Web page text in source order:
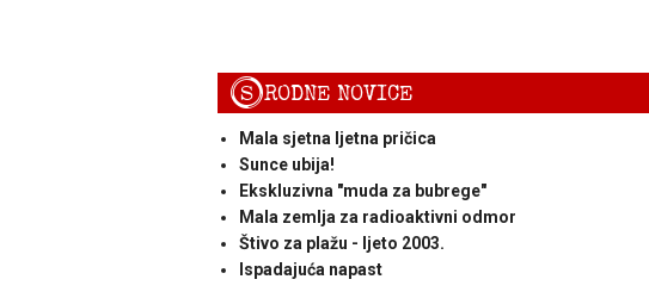
SRODNE NOVICE
Mala sjetna ljetna pričica
Sunce ubija!
Ekskluzivna "muda za bubrege"
Mala zemlja za radioaktivni odmor
Štivo za plažu - ljeto 2003.
Ispadajuća napast